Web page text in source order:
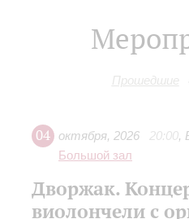
Прошедшие
04 октября, 2026 20:00,
Большой зал
Дворжак.
виолончели с